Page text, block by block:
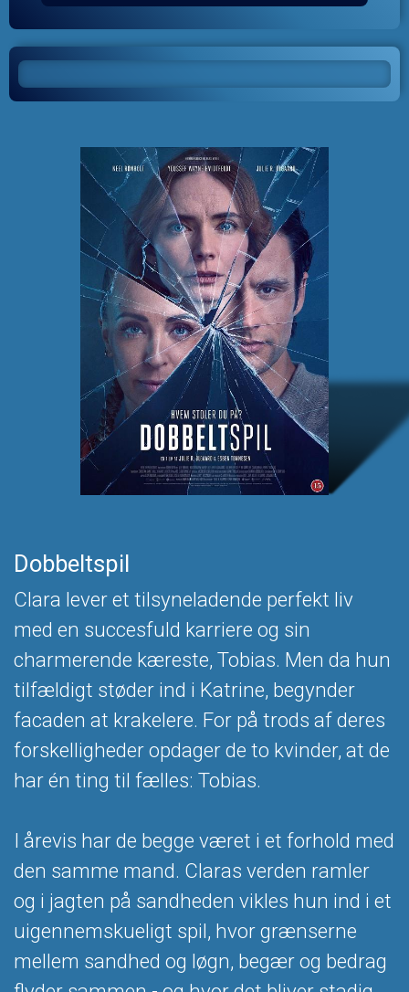
Dobbeltspil
Clara lever et tilsyneladende perfekt liv
med en succesfuld karriere og sin
charmerende kæreste, Tobias. Men da hun
tilfældigt støder ind i Katrine, begynder
facaden at krakelere. For på trods af deres
forskelligheder opdager de to kvinder, at de
har én ting til fælles: Tobias.
I årevis har de begge været i et forhold med
den samme mand. Claras verden ramler
og i jagten på sandheden vikles hun ind i et
uigennemskueligt spil, hvor grænserne
mellem sandhed og løgn, begær og bedrag